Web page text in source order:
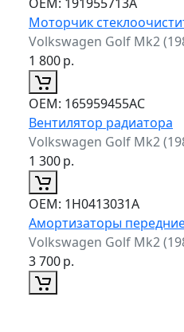
Моторчик
Volkswagen Golf Mk2
1 800р.
ОЕМ: 165959455AC
Вентилятор радиатора
Volkswagen Golf Mk2
1 300р.
ОЕМ: 1H0413031A
Амортизаторы
Volkswagen Golf Mk2
3 700р.